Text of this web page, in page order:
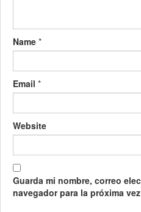
Name *
Email *
Website
Guarda mi nombre, correo
navegador para la próxima